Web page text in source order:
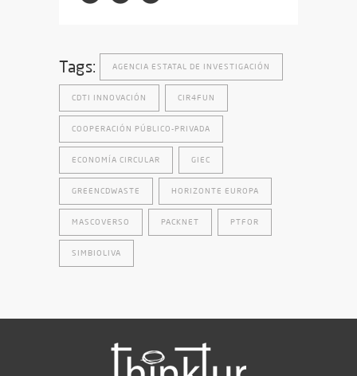
Tags: AGENCIA ESTATAL DE INVESTIGACIÓN
CDTI INNOVACIÓN CIR4FUN
COOPERACIÓN PÚBLICO-PRIVADA
ECONOMÍA CIRCULAR GIEC
GREENCDWASTE HORIZONTE EUROPA
MASCOVERSO PACKNET PTFOR
SIMBIOLIVA